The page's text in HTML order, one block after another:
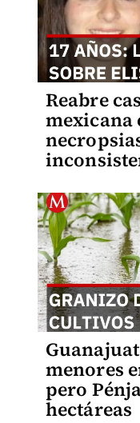
Reabre
menores
pero
hectáreas